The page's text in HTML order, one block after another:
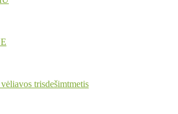
trisdešimtmetis